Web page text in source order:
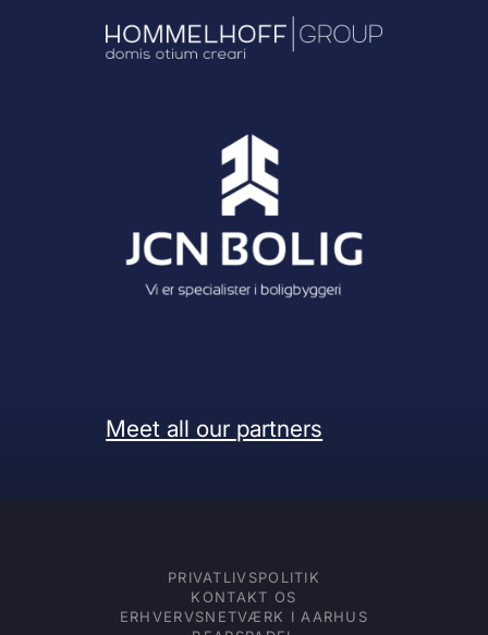
Meet all our partners
PRIVATLIVSPOLITIK
KONTAKT OS
ERHVERVSNETVÆRK I AARHUS